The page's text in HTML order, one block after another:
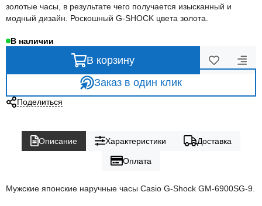
золотые часы, в результате чего получается изысканный и
модный дизайн. Роскошный G-SHOCK цвета золота.
В наличии
В корзину
Заказ в один клик
Поделиться
Описание Характеристики Доставка
Оплата
Мужские японские наручные часы Casio G-Shock GM-6900SG-9.